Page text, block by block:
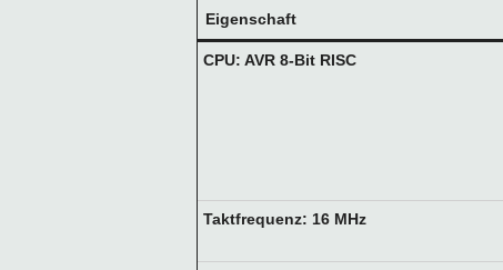
Eigenschaft
CPU: AVR 8-Bit RISC
Taktfrequenz: 16 MHz